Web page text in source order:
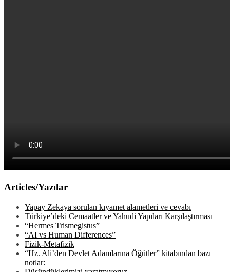
Articles/Yazılar
Yapay Zekaya sorulan kıyamet alametleri ve cevabı
Türkiye’deki Cemaatler ve Yahudi Yapıları Karşılaştırması
“Hermes Trismegistus”
“AI vs Human Differences”
Fizik-Metafizik
“Hz. Ali’den Devlet Adamlarına Öğütler” kitabından bazı
notlar: